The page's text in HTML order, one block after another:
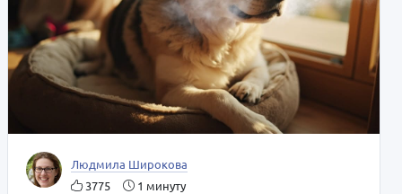
Людмила Широкова
3775
1 минуту